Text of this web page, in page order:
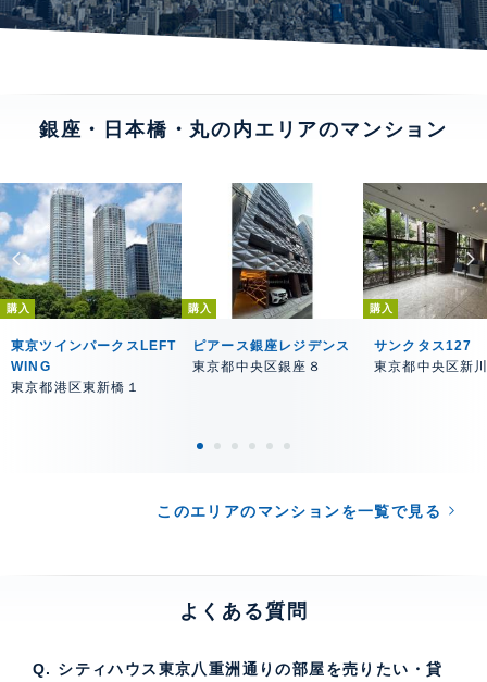
銀座・日本橋・丸の内エリアのマンション
購入
東京ツインパークスLEFT
WING
東京都港区東新橋１
購入
ピアース銀座レジデンス
東京都中央区銀座８
購入
サンクタス127
東京都中央区新
このエリアのマンションを一覧で見る
よくある質問
Q. シティハウス東京八重洲通りの部屋を売りたい・貸